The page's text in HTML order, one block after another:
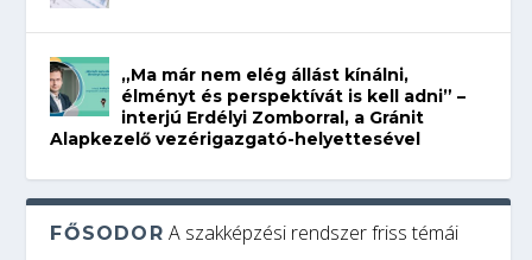
„Ma már nem elég állást kínálni,
élményt és perspektívát is kell adni” –
interjú Erdélyi Zomborral, a Gránit
Alapkezelő vezérigazgató-helyettesével
FŐSODOR A szakképzési rendszer friss témái